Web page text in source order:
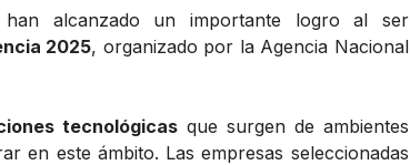
han alcanzado un importante logro al ser
2025, organizado por la Agencia Nacional
tecnológicasque surgen de ambientes
en este ámbito. Las empresas seleccionadas